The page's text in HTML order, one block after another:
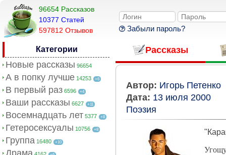
96654 Рассказов
10377 Cтатей
597812 Отзывов
Забыли пароль?
Категории
Новые рассказы 96654
А в попку лучше 14253 +6
В первый раз 6596 +4
Ваши рассказы 6627 +11
Восемнадцать лет 5377 +8
Гетеросексуалы 10756 +8
Группа 16480 +10
Драма
Рассказы
Автор: Игорь Петенко
Дата: 13 июля 2000
Поэзия